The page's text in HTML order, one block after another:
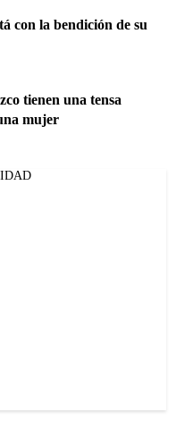
con la bendición de su
tienen una tensa
mujer